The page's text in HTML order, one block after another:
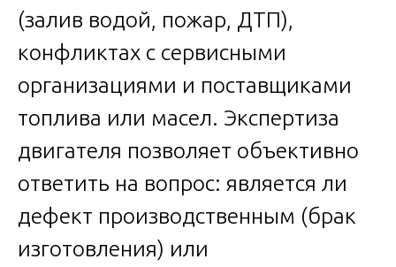
(залив водой, пожар, ДТП),
конфликтах с сервисными
организациями и поставщиками
топлива или масел. Экспертиза
двигателя позволяет объективно
ответить на вопрос: является ли
дефект производственным (брак
изготовления) или